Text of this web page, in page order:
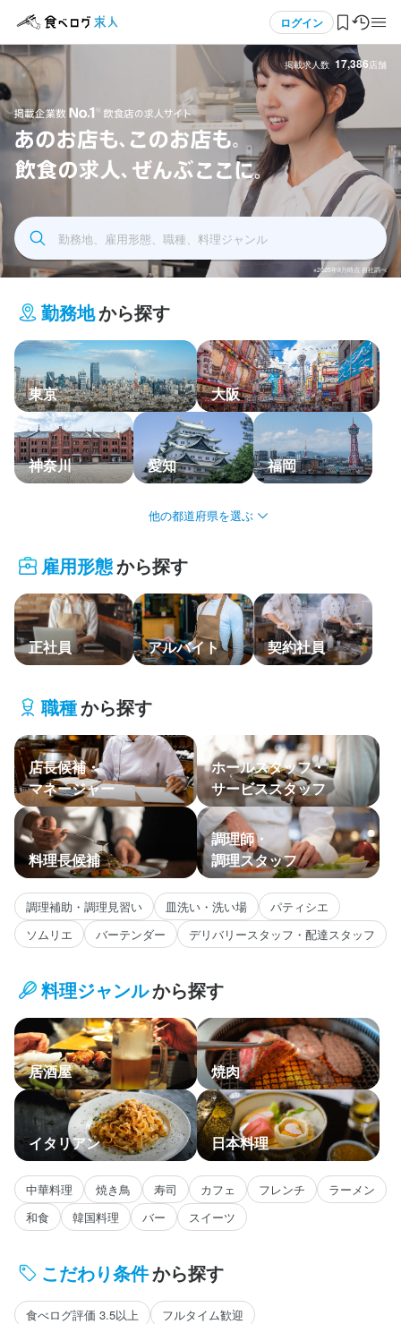
ログイン
ログイン・無料会員登録
食べログ求人TOP
マイページ管理
閲覧履歴
気になる求人
検索履歴・保存した条件
応募履歴
WEB履歴書
掲載をご検討の店舗様へ
食べログ求人PRESS
プライバシーポリシー
利用規約
企業情報
掲載求人数 17,386店舗
飲食求人掲載企業数No.1 飲食店の求人サイト あの
勤務地、雇用形態、職種、料理ジャンル
※2025年9月時点 自社調べ
勤務地から探す
東京 大阪
神奈川 愛知 福岡
関東
中部・北陸
関西
中国・四国
九州・沖縄
主要エリア
雇用形態から探す
正社員 アルバイト 契約社員
職種から探す
店長候補・
マネージャー
ホールスタッフ・
サービススタッフ
料理長候補
調理師・
調理スタッフ
調理補助・調理見習い 皿洗い・洗い場
パティシエ
ソムリエ
バーテンダー デリバリースタッフ・配達スタッフ
料理ジャンルから探す
居酒屋 焼肉
イタリアン 日本料理
中華料理 焼き鳥 寿司 カフェ フレンチ
ラーメン
和食
韓国料理 バー スイーツ
こだわり条件から探す
食べログ評価 3.5以上
フルタイム歓迎